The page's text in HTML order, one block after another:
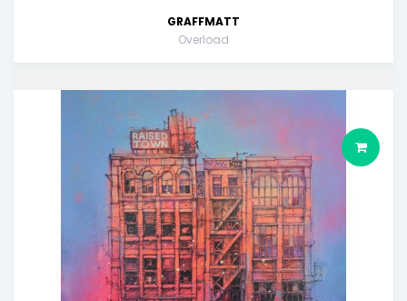
GRAFFMATT
Overload